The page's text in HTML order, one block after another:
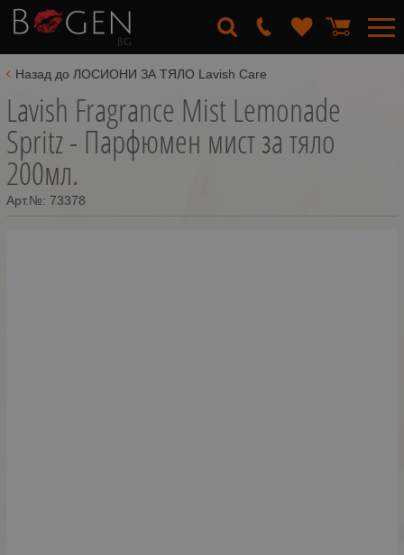
Назад до ЛОСИОНИ ЗА ТЯЛО Lavish Care
Lavish Fragrance Mist Lemonade
Spritz - Парфюмен мист за тяло
200мл.
Арт.№: 73378